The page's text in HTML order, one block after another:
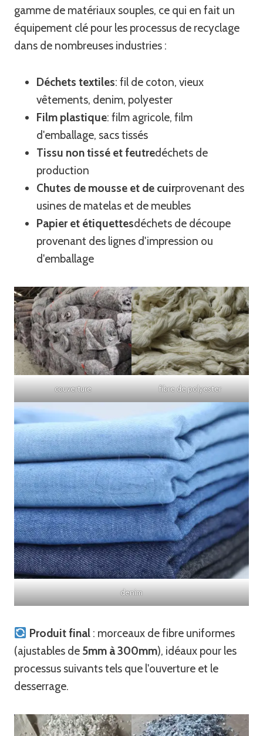
gamme de matériaux souples, ce qui en fait un
équipement clé pour les processus de recyclage
dans de nombreuses industries :
Déchets textiles: fil de coton, vieux
vêtements, denim, polyester
Film plastique: film agricole, film
d'emballage, sacs tissés
Tissu non tissé et feutredéchets de
production
Chutes de mousse et de cuirprovenant des
usines de matelas et de meubles
Papier et étiquettesdéchets de découpe
provenant des lignes d'impression ou
d'emballage
couverture fibre de polyester
denim
Produit final: morceaux de fibre uniformes
(ajustables de 5mm à 300mm), idéaux pour les
processus suivants tels que l'ouverture et le
desserrage.